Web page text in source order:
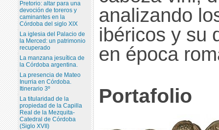
analizando
ibéricos y su
en época
Portafolio
Pretorio: altar para una
devoción de toreros y
caminantes en la
Córdoba del siglo XIX
La iglesia del Palacio de
la Merced: un patrimonio
recuperado
La manzana jesuítica de
la Córdoba argentina.
La presencia de Mateo
Inurria en Córdoba.
Itinerario 3º
La titularidad de la
propiedad de la Capilla
Real de la Mezquita-
Catedral de Córdoba
(Siglo XVII)